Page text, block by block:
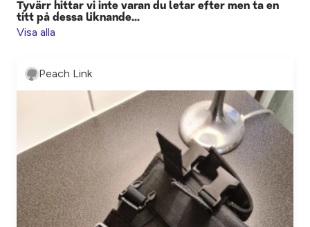
Tyvärr hittar vi inte varan du letar efter men ta en
titt på dessa liknande...
Visa alla
Peach Link